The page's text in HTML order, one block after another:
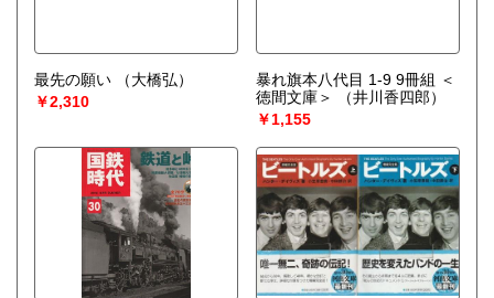
最先の願い
（大橋弘）
￥2,310
暴れ旗本八代目 1-9 9冊組 ＜
徳間文庫＞
（井川香四郎）
￥1,155